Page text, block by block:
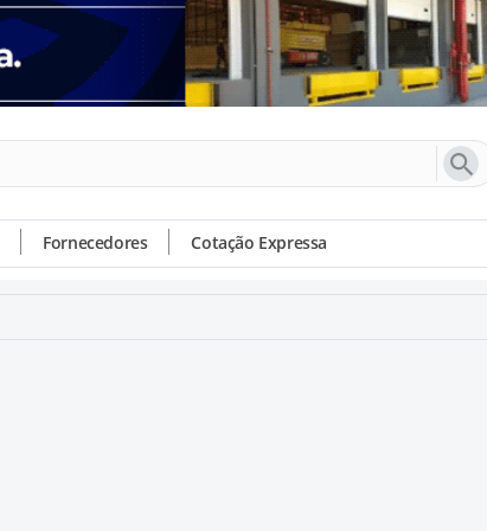
Fornecedores Cotação Expressa